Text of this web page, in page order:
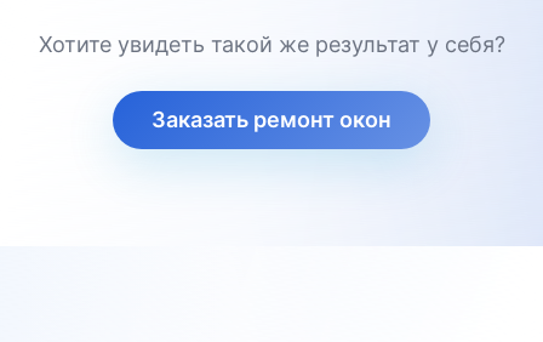
Хотите увидеть такой же результат у себя?
Заказать ремонт окон